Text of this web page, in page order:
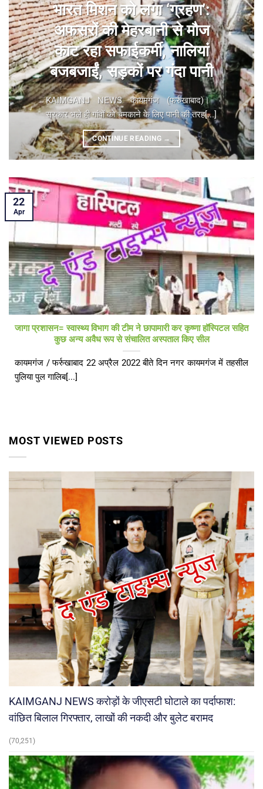
भारत मिशन को लगा ‘ग्रहण’:
अफसरों की मेहरबानी से मौज
काट रहा सफाईकर्मी, नालियां
बजबजाईं, सड़कों पर गंदा पानी
KAIMGANJ NEWS कायमगंज (फर्रुखाबाद)। ​
सरकार भले ही गांवों को चमकाने के लिए पानी की तरह[...]
CONTINUE READING →
जागा प्रशासन= स्वास्थ्य विभाग की टीम ने छापामारी कर कृष्णा हॉस्पिटल सहित
कुछ अन्य अवैध रूप से संचालित अस्पताल किए सील
कायमगंज / फर्रुखाबाद 22 अप्रैल 2022 बीते दिन नगर कायमगंज में तहसील
पुलिया पुल गालिब[...]
22
Apr
MOST VIEWED POSTS
KAIMGANJ NEWS करोड़ों के जीएसटी घोटाले का पर्दाफाश:
वांछित बिलाल गिरफ्तार, लाखों की नकदी और बुलेट बरामद
(70,251)